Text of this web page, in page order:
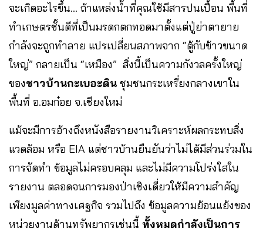
จะเกิดอะไรขึ้น… ถ้าแหล่งน้ำที่คุณใช้มีสารปนเปื้อน พื้นที่
ทำเกษตรชั้นดีที่เป็นมรดกตกทอดมาตั้งแต่ปู่ย่าตายาย
กำลังจะถูกทำลาย แปรเปลี่ยนสภาพจาก “ตู้กับข้าวขนาด
ใหญ่” กลายเป็น “เหมือง” สิ่งนี้เป็นความกังวลครั้งใหญ่
ของชาวบ้านกะเบอะดิน ชุมชนกระเหรี่ยงกลางเขาใน
พื้นที่ อ.อมก๋อย จ.เชียงใหม่
แม้จะมีการอ้างถึงหนังสือรายงานวิเคราะห์ผลกระทบสิ่ง
แวดล้อม หรือ EIA แต่ชาวบ้านยืนยันว่าไม่ได้มีส่วนร่วมใน
การจัดทำ ข้อมูลไม่ครอบคลุม และไม่มีความโปร่งใสใน
รายงาน ตลอดจนการมองป่าเชิงเดี่ยวให้มีความสำคัญ
เพียงมูลค่าทางเศฐกิจ รวมไปถึง ข้อมูลความย้อนแย้งของ
หน่วยงานด้านทรัพยากรเช่นนี้ ทั้งหมดกำลังเป็นการ